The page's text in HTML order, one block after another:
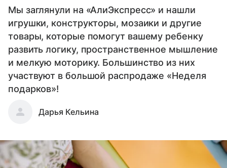
Мы заглянули на «АлиЭкспресс» и нашли
игрушки, конструкторы, мозаики и другие
товары, которые помогут вашему ребенку
развить логику, пространственное мышление
и мелкую моторику. Большинство из них
участвуют в большой распродаже «Неделя
подарков»!
Дарья Кельина